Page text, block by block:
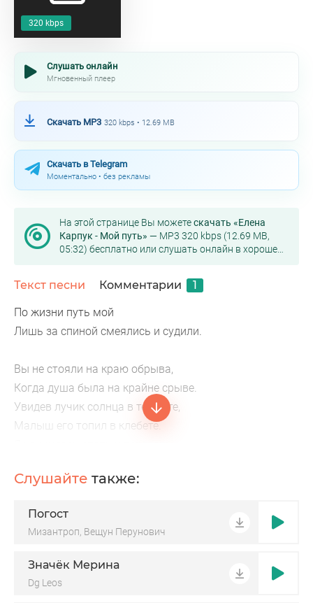
320 kbps
Слушать онлайн
Мгновенный плеер
Скачать MP3 320 kbps • 12.69 MB
Скачать в Telegram
Моментально • без рекламы
На этой странице Вы можетескачать «Елена
Карпук - Мой путь» — MP3 320 kbps (12.69 MB,
05:32) бесплатно или слушать онлайн в хорошем
Текст песни Комментарии 1
По жизни путь мой
Лишь за спиной смеялись и судили.
Вы не стояли на краю обрыва,
Когда душа была на крайне срыве.
Увидев лучик солнца в темноте,
Малыш его топил в клебете.
И холодные зимние грозы.
Не узнав всей души глубины,
Брылевый словно лёд холодный.
Но я стала сильней после беды
Слушайте также:
Погост
Мизантроп, Вещун Перунович
Значёк Мерина
Dg Leos